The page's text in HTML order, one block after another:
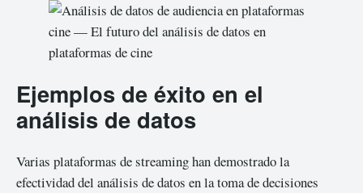
Ejemplos de éxito en el
análisis de datos
Varias plataformas de streaming han demostrado la
efectividad del análisis de datos en la toma de decisiones